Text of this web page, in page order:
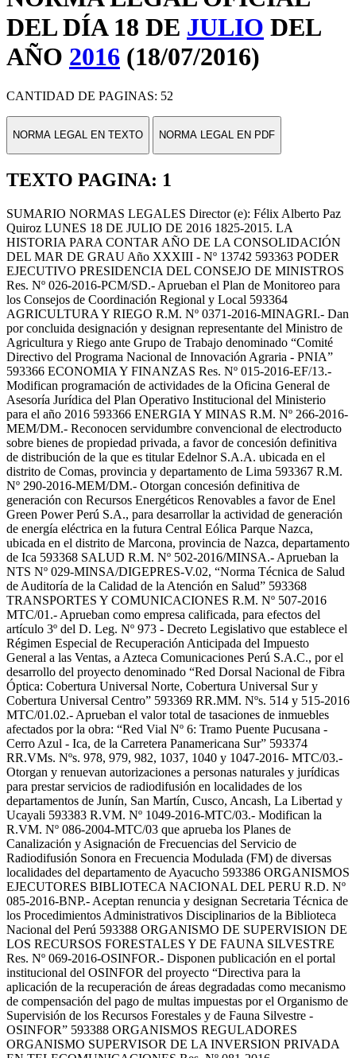
DEL DÍA 18 DE JULIO DEL
AÑO 2016 (18/07/2016)
CANTIDAD DE PAGINAS: 52
NORMA LEGAL EN TEXTO NORMA LEGAL EN PDF
TEXTO PAGINA: 1
SUMARIO NORMAS LEGALES Director (e): Félix Alberto Paz
Quiroz LUNES 18 DE JULIO DE 2016 1825-2015. LA
HISTORIA PARA CONTAR AÑO DE LA CONSOLIDACIÓN
DEL MAR DE GRAU Año XXXIII - Nº 13742 593363 PODER
EJECUTIVO PRESIDENCIA DEL CONSEJO DE MINISTROS
Res. Nº 026-2016-PCM/SD.- Aprueban el Plan de Monitoreo para
los Consejos de Coordinación Regional y Local 593364
AGRICULTURA Y RIEGO R.M. Nº 0371-2016-MINAGRI.- Dan
por concluida designación y designan representante del Ministro de
Agricultura y Riego ante Grupo de Trabajo denominado “Comité
Directivo del Programa Nacional de Innovación Agraria - PNIA”
593366 ECONOMIA Y FINANZAS Res. Nº 015-2016-EF/13.-
Modifican programación de actividades de la Oficina General de
Asesoría Jurídica del Plan Operativo Institucional del Ministerio
para el año 2016 593366 ENERGIA Y MINAS R.M. Nº 266-2016-
MEM/DM.- Reconocen servidumbre convencional de electroducto
sobre bienes de propiedad privada, a favor de concesión definitiva
de distribución de la que es titular Edelnor S.A.A. ubicada en el
distrito de Comas, provincia y departamento de Lima 593367 R.M.
Nº 290-2016-MEM/DM.- Otorgan concesión definitiva de
generación con Recursos Energéticos Renovables a favor de Enel
Green Power Perú S.A., para desarrollar la actividad de generación
de energía eléctrica en la futura Central Eólica Parque Nazca,
ubicada en el distrito de Marcona, provincia de Nazca, departamento
de Ica 593368 SALUD R.M. Nº 502-2016/MINSA.- Aprueban la
NTS Nº 029-MINSA/DIGEPRES-V.02, “Norma Técnica de Salud
de Auditoría de la Calidad de la Atención en Salud” 593368
TRANSPORTES Y COMUNICACIONES R.M. Nº 507-2016
MTC/01.- Aprueban como empresa calificada, para efectos del
artículo 3º del D. Leg. Nº 973 - Decreto Legislativo que establece el
Régimen Especial de Recuperación Anticipada del Impuesto
General a las Ventas, a Azteca Comunicaciones Perú S.A.C., por el
desarrollo del proyecto denominado “Red Dorsal Nacional de Fibra
Óptica: Cobertura Universal Norte, Cobertura Universal Sur y
Cobertura Universal Centro” 593369 RR.MM. Nºs. 514 y 515-2016
MTC/01.02.- Aprueban el valor total de tasaciones de inmuebles
afectados por la obra: “Red Vial Nº 6: Tramo Puente Pucusana -
Cerro Azul - Ica, de la Carretera Panamericana Sur” 593374
RR.VMs. Nºs. 978, 979, 982, 1037, 1040 y 1047-2016- MTC/03.-
Otorgan y renuevan autorizaciones a personas naturales y jurídicas
para prestar servicios de radiodifusión en localidades de los
departamentos de Junín, San Martín, Cusco, Ancash, La Libertad y
Ucayali 593383 R.VM. Nº 1049-2016-MTC/03.- Modifican la
R.VM. Nº 086-2004-MTC/03 que aprueba los Planes de
Canalización y Asignación de Frecuencias del Servicio de
Radiodifusión Sonora en Frecuencia Modulada (FM) de diversas
localidades del departamento de Ayacucho 593386 ORGANISMOS
EJECUTORES BIBLIOTECA NACIONAL DEL PERU R.D. Nº
085-2016-BNP.- Aceptan renuncia y designan Secretaria Técnica de
los Procedimientos Administrativos Disciplinarios de la Biblioteca
Nacional del Perú 593388 ORGANISMO DE SUPERVISION DE
LOS RECURSOS FORESTALES Y DE FAUNA SILVESTRE
Res. Nº 069-2016-OSINFOR.- Disponen publicación en el portal
institucional del OSINFOR del proyecto “Directiva para la
aplicación de la recuperación de áreas degradadas como mecanismo
de compensación del pago de multas impuestas por el Organismo de
Supervisión de los Recursos Forestales y de Fauna Silvestre -
OSINFOR” 593388 ORGANISMOS REGULADORES
ORGANISMO SUPERVISOR DE LA INVERSION PRIVADA